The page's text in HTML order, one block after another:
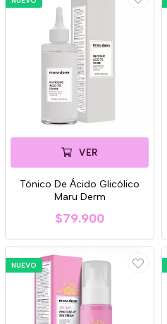
VER
Tónico De Ácido Glicólico
Maru Derm
$79.900
NUEVO